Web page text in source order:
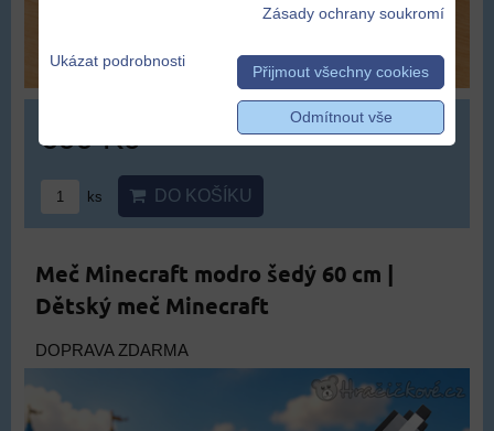
699 Kč
ks DO KOŠÍKU
Meč Minecraft modro šedý 60 cm |
Dětský meč Minecraft
DOPRAVA ZDARMA
Zásady ochrany soukromí
Ukázat podrobnosti
Přijmout všechny cookies
Odmítnout vše